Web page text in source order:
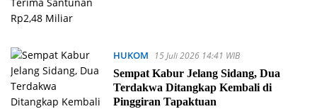
HUKOM
15 Juli 2026 14:41 WIB
Sempat Kabur Jelang Sidang, Dua
Terdakwa Ditangkap Kembali di
Pinggiran Tapaktuan